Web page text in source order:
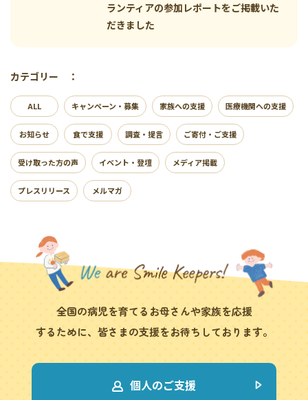
ランティアの参加レポートをご掲載いた
だきました
カテゴリー ：
ALL キャンペーン・募集 家族への支援 医療機関への支援
お知らせ 食で支援 調査・提言 ご寄付・ご支援
受け取った方の声 イベント・登壇 メディア掲載
プレスリリース メルマガ
全国の病児を育てるお母さんや家族を応援
するために、皆さまの支援をお待ちしております。
個人のご支援